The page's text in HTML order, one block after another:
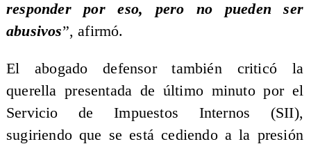
responder por eso, pero no pueden ser
abusivos”, afirmó.
El abogado defensor también criticó la
querella presentada de último minuto por el
Servicio de Impuestos Internos (SII),
sugiriendo que se está cediendo a la presión